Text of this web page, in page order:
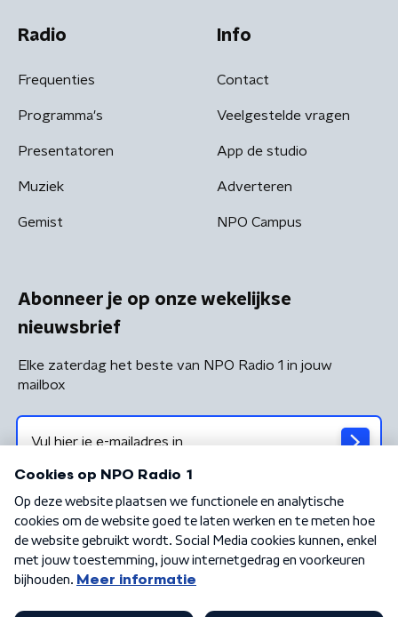
Radio
Frequenties
Programma's
Presentatoren
Muziek
Gemist
Info
Contact
Veelgestelde vragen
App de studio
Adverteren
NPO Campus
Abonneer je op onze wekelijkse
nieuwsbrief
Elke zaterdag het beste van NPO Radio 1 in jouw
mailbox
Algemene voorwaarden